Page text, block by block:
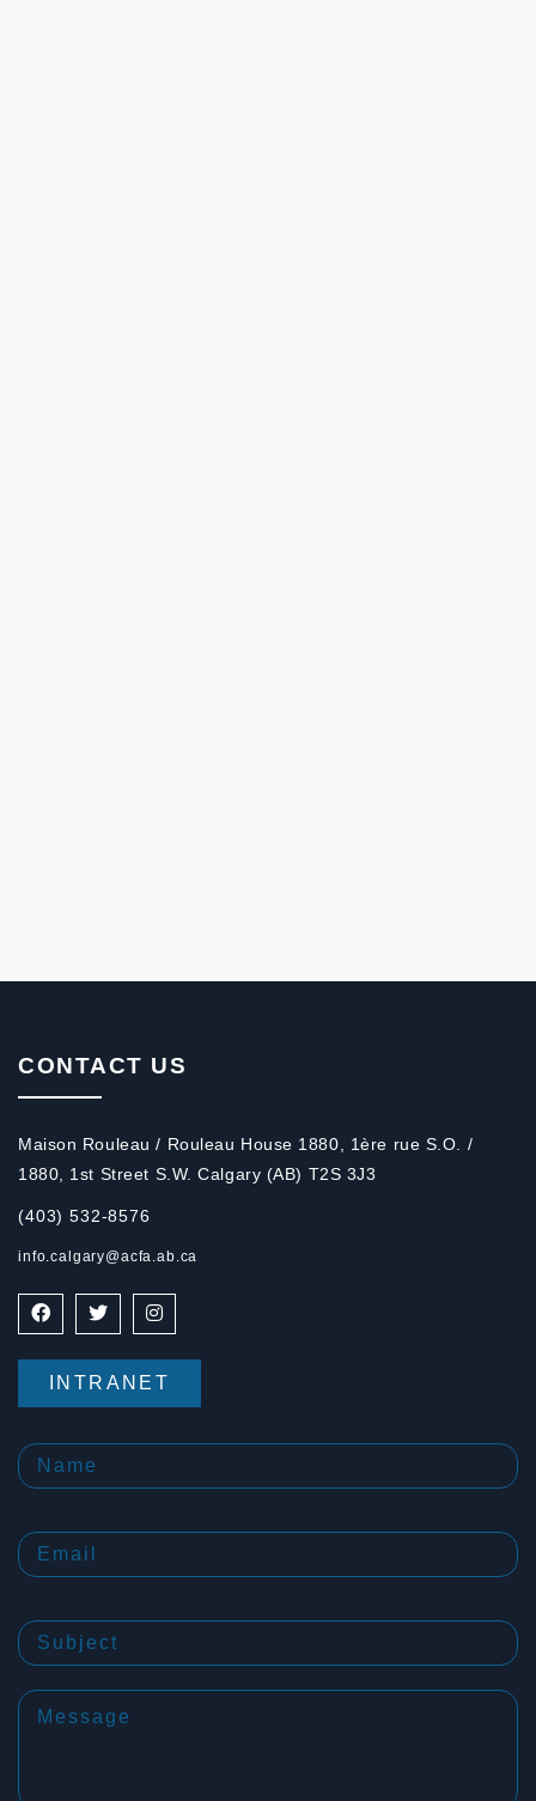
CONTACT US
Maison Rouleau / Rouleau House 1880, 1ère rue S.O. /
1880, 1st Street S.W. Calgary (AB) T2S 3J3
(403) 532-8576
info.calgary@acfa.ab.ca
INTRANET